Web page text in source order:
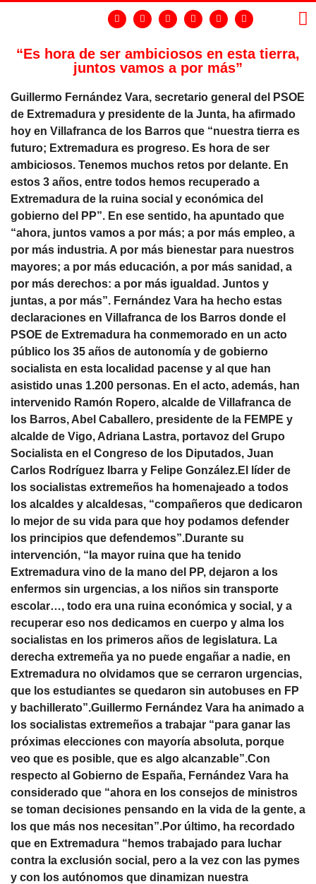
“Es hora de ser ambiciosos en esta tierra,
juntos vamos a por más”
Guillermo Fernández Vara, secretario general del PSOE
de Extremadura y presidente de la Junta, ha afirmado
hoy en Villafranca de los Barros que “nuestra tierra es
futuro; Extremadura es progreso. Es hora de ser
ambiciosos. Tenemos muchos retos por delante. En
estos 3 años, entre todos hemos recuperado a
Extremadura de la ruina social y económica del
gobierno del PP”. En ese sentido, ha apuntado que
“ahora, juntos vamos a por más; a por más empleo, a
por más industria. A por más bienestar para nuestros
mayores; a por más educación, a por más sanidad, a
por más derechos: a por más igualdad. Juntos y
juntas, a por más”. Fernández Vara ha hecho estas
declaraciones en Villafranca de los Barros donde el
PSOE de Extremadura ha conmemorado en un acto
público los 35 años de autonomía y de gobierno
socialista en esta localidad pacense y al que han
asistido unas 1.200 personas. En el acto, además, han
intervenido Ramón Ropero, alcalde de Villafranca de
los Barros, Abel Caballero, presidente de la FEMPE y
alcalde de Vigo, Adriana Lastra, portavoz del Grupo
Socialista en el Congreso de los Diputados, Juan
Carlos Rodríguez Ibarra y Felipe González.El líder de
los socialistas extremeños ha homenajeado a todos
los alcaldes y alcaldesas, “compañeros que dedicaron
lo mejor de su vida para que hoy podamos defender
los principios que defendemos”.Durante su
intervención, “la mayor ruina que ha tenido
Extremadura vino de la mano del PP, dejaron a los
enfermos sin urgencias, a los niños sin transporte
escolar…, todo era una ruina económica y social, y a
recuperar eso nos dedicamos en cuerpo y alma los
socialistas en los primeros años de legislatura. La
derecha extremeña ya no puede engañar a nadie, en
Extremadura no olvidamos que se cerraron urgencias,
que los estudiantes se quedaron sin autobuses en FP
y bachillerato”.Guillermo Fernández Vara ha animado a
los socialistas extremeños a trabajar “para ganar las
próximas elecciones con mayoría absoluta, porque
veo que es posible, que es algo alcanzable”.Con
respecto al Gobierno de España, Fernández Vara ha
considerado que “ahora en los consejos de ministros
se toman decisiones pensando en la vida de la gente, a
los que más nos necesitan”.Por último, ha recordado
que en Extremadura “hemos trabajado para luchar
contra la exclusión social, pero a la vez con las pymes
y con los autónomos que dinamizan nuestra